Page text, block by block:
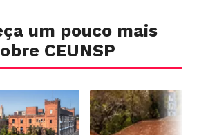
um pouco mais
CEUNSP